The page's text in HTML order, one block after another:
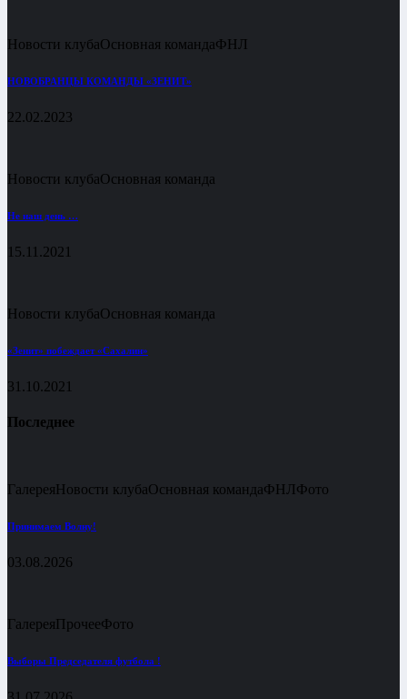
Новости клубаОсновная командаФНЛ
НОВОБРАНЦЫ КОМАНДЫ «ЗЕНИТ»
22.02.2023
Новости клубаОсновная команда
Не наш день …
15.11.2021
Новости клубаОсновная команда
«Зенит» побеждает «Сахалин»
31.10.2021
Последнее
ГалереяНовости клубаОсновная командаФНЛФото
Принимаем Волну!
03.08.2026
ГалереяПрочееФото
Выборы Председателя футбола !